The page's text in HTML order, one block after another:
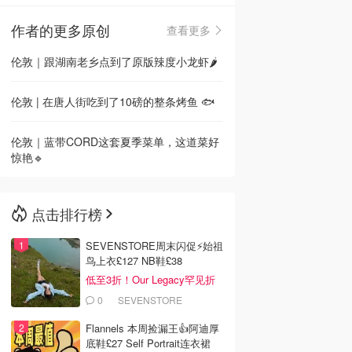
🇳🇿新西兰
作者的更多原创
查看更多
伦敦｜跟湖南老乡点到了原版辣度小龙虾🌶
伦敦 | 在唐人街吃到了10磅的整条烤鱼 🐟
伦敦｜蓝带CORD这套夏季菜单，这道菜好
惊艳🔹
点击排行榜
SEVENSTORE周末闪促⚡️始祖
鸟上衣£127 NB鞋£38
低至3折！Our Legacy罕见折
0 SEVENSTORE
Flannels 本周捡漏王👍阿迪厚
底鞋£27 Self Portrait连衣裙